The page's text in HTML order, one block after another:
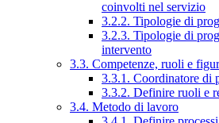
coinvolti nel servizio
3.2.2. Tipologie di
3.2.3. Tipologie di
intervento
3.3. Competenze, ruoli e
3.3.1. Coordinatore di
3.3.2. Definire ruoli e
3.4. Metodo di lavoro